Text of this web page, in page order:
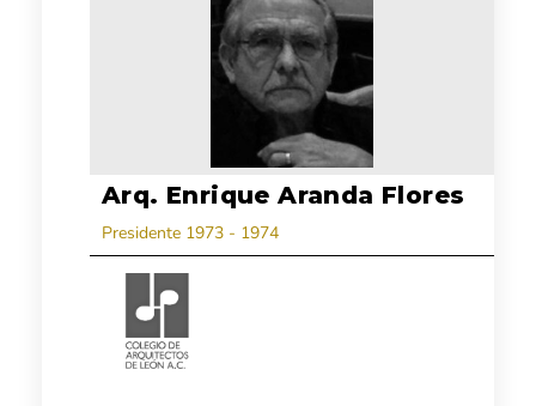
Arq. Enrique Aranda Flores
Presidente 1973 - 1974